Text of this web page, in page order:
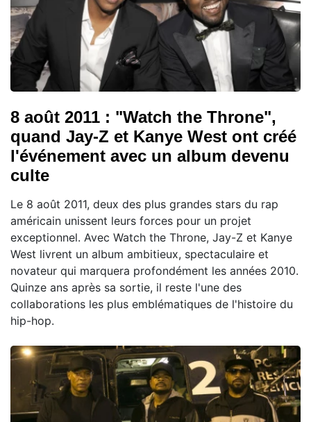
8 août 2011 : "Watch the Throne",
quand Jay-Z et Kanye West ont créé
l'événement avec un album devenu
culte
Le 8 août 2011, deux des plus grandes stars du rap
américain unissent leurs forces pour un projet
exceptionnel. Avec Watch the Throne, Jay-Z et Kanye
West livrent un album ambitieux, spectaculaire et
novateur qui marquera profondément les années 2010.
Quinze ans après sa sortie, il reste l'une des
collaborations les plus emblématiques de l'histoire du
hip-hop.